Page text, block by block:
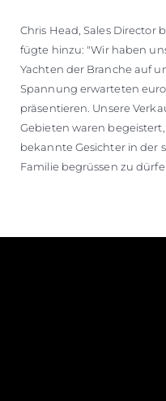
Chris Head, Sales Director
fügte hinzu: "Wir haben
Yachten der Branche auf
Spannung erwarteten
präsentieren. Unsere
Gebieten waren
bekannte Gesichter in der
Familie begrüssen zu